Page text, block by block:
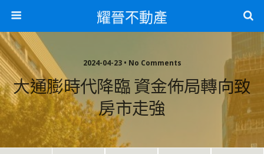
耀晉不動產
2024-04-23 • No Comments
大通膨時代降臨 資金佈局轉向致
房市走強